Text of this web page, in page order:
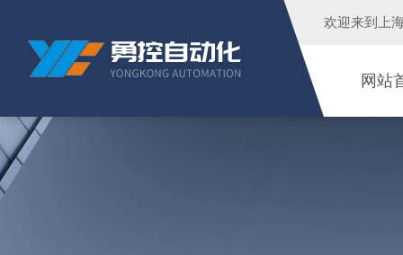
欢迎来到 上
网站